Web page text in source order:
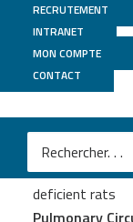
RECRUTEMENT
INTRANET
MON COMPTE
CONTACT
PSI2BC
Grégoire
Transcriptome
system
deficient rats
Pulmonary